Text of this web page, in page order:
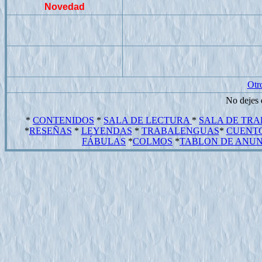
Novedad
No dejes
* CONTENIDOS * SALA DE LECTURA * SALA DE
*RESEÑAS * LEYENDAS * TRABALENGUAS*
FÁBULAS *COLMOS*TABLON DE